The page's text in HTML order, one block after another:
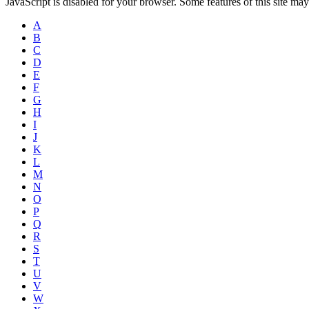
A
B
C
D
E
F
G
H
I
J
K
L
M
N
O
P
Q
R
S
T
U
V
W